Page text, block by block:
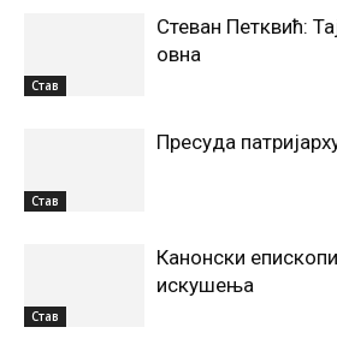
Став
Стеван Петквић:
овна
Став
Пресуда
Став
Канонски
искушења